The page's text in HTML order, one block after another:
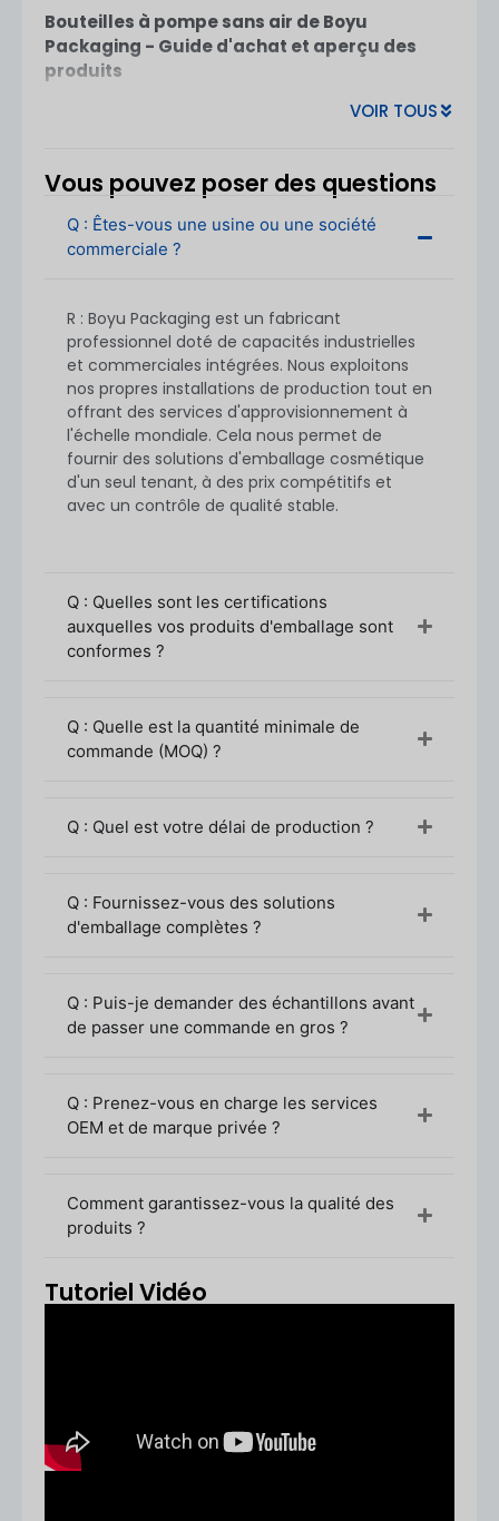
Bouteilles à pompe sans air de Boyu
Packaging - Guide d'achat et aperçu des
produits
1. Qu'est-ce qu'un flacon pompe airless ?
cosmétiques de pointe conçus pourprotéger
les formules de l'exposition à l'air
garantissent une meilleure stabilité, une durée
de conservation plus longue et une distribution
soins personnels de qualité supérieure.
acheteurs expérimentés :
Envoyer une demande de
produit (capacité, matériau, couleur,
quantité, utilisation)
Devis et recommandation
et vous envoyons des prix en fonction de
vos besoins.
Confirmation de l'échantillon
Confirmation de commandeConfirmer
les spécifications, la maquette et le
Production et contrôle de la qualité
production de masse commence après
3. Quantité minimale de commande (MOQ)
VOIR TOUS
Vous pouvez poser des questions
Q : Êtes-vous une usine ou une société
commerciale ?
R : Boyu Packaging est un fabricant
professionnel doté de capacités industrielles
et commerciales intégrées. Nous exploitons
nos propres installations de production tout en
offrant des services d'approvisionnement à
l'échelle mondiale. Cela nous permet de
fournir des solutions d'emballage cosmétique
d'un seul tenant, à des prix compétitifs et
avec un contrôle de qualité stable.
Q : Quelles sont les certifications
auxquelles vos produits d'emballage sont
conformes ?
Q : Quelle est la quantité minimale de
commande (MOQ) ?
Q : Quel est votre délai de production ?
Q : Fournissez-vous des solutions
d'emballage complètes ?
Q : Puis-je demander des échantillons avant
de passer une commande en gros ?
Q : Prenez-vous en charge les services
OEM et de marque privée ?
Comment garantissez-vous la qualité des
produits ?
Tutoriel Vidéo